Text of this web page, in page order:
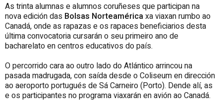
As trinta alumnas e alumnos coruñeses que participan na
nova edición das Bolsas Norteaméricaxa viaxan rumbo ao
Canadá, onde as rapazas e os rapaces beneficiarios desta
última convocatoria cursarán o seu primeiro ano de
bacharelato en centros educativos do país.
O percorrido cara ao outro lado do Atlántico arrincou na
pasada madrugada, con saída desde o Coliseum en dirección
ao aeroporto portugués de Sá Carneiro (Porto). Dende alí, as
e os participantes no programa viaxarán en avión ao Canadá.